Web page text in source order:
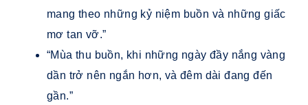
mang theo những kỷ niệm buồn và những giấc
mơ tan vỡ.”
“Mùa thu buồn, khi những ngày đầy nắng vàng
dần trở nên ngắn hơn, và đêm dài đang đến
gần.”